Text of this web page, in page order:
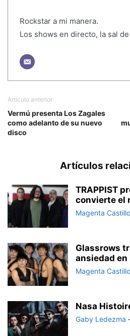
Rockstar a mi manera.
Los shows en directo, la sal
Artículo anterior
Vermú presenta Los Zagales
como adelanto de su nuevo
disco
Artículos
TRAPPIST
convierte el
Magenta Castillo
Glassrows
ansiedad en
Magenta Castillo
Nasa
Gaby Ledezma